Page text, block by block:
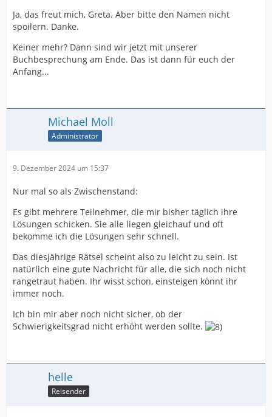
Ja, das freut mich, Greta. Aber bitte den Namen nicht
spoilern. Danke.
Keiner mehr? Dann sind wir jetzt mit unserer
Buchbesprechung am Ende. Das ist dann für euch der
Anfang...
Michael Moll
Administrator
9. Dezember 2024 um 15:37
Nur mal so als Zwischenstand:
Es gibt mehrere Teilnehmer, die mir bisher täglich ihre
Lösungen schicken. Sie alle liegen gleichauf und oft
bekomme ich die Lösungen sehr schnell.
Das diesjährige Rätsel scheint also zu leicht zu sein. Ist
natürlich eine gute Nachricht für alle, die sich noch nicht
rangetraut haben. Ihr wisst schon, einsteigen könnt ihr
immer noch.
Ich bin mir aber noch nicht sicher, ob der
Schwierigkeitsgrad nicht erhöht werden sollte.
helle
Reisender